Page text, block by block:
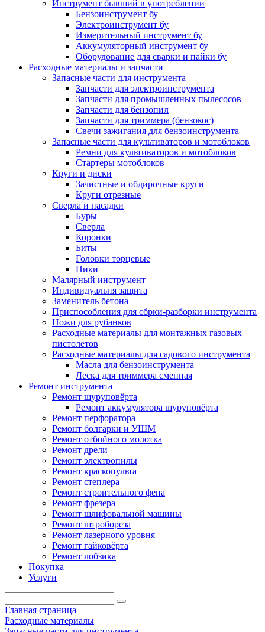
Инструмент бывший в употреблении
Бензоинструмент бу
Электроинструмент бу
Измерительный инструмент бу
Аккумуляторный инструмент бу
Оборудование для сварки и пайки бу
Расходные материалы и запчасти
Запасные части для инструмента
Запчасти для электроинструмента
Запчасти для промышленных пылесосов
Запчасти для бензопил
Запчасти для триммера (бензокос)
Свечи зажигания для бензоинструмента
Запасные части для культиваторов и мотоблоков
Ремни для культиваторов и мотоблоков
Стартеры мотоблоков
Круги и диски
Зачистные и обдирочные круги
Круги отрезные
Сверла и насадки
Буры
Сверла
Коронки
Биты
Головки торцевые
Пики
Малярный инструмент
Индивидуальня защита
Заменитель бетона
Приспособления для сбрки-разборки инструмента
Ножи для рубанков
Расходные материалы для монтажных газовых
пистолетов
Расходные материалы для садового инструмента
Масла для бензоинструмента
Леска для триммера сменная
Ремонт инструмента
Ремонт шуруповёрта
Ремонт аккумулятора шуруповёрта
Ремонт перфоратора
Ремонт болгарки и УШМ
Ремонт отбойного молотка
Ремонт дрели
Ремонт электропилы
Ремонт краскопульта
Ремонт степлера
Ремонт строительного фена
Ремонт фрезера
Ремонт шлифовальной машины
Ремонт штробореза
Ремонт лазерного уровня
Ремонт гайковёрта
Ремонт лобзика
Покупка
Услуги
Главная страница
Расходные материалы